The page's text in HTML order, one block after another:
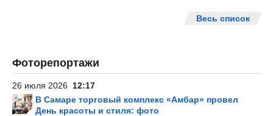
Весь список
Фоторепортажи
26 июля 2026 12:17
В Самаре торговый комплекс «Амбар» провел
День красоты и стиля: фото